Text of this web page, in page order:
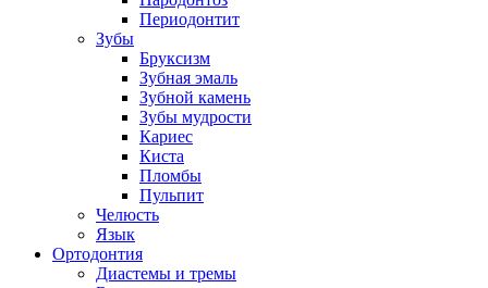
Периодонтит
Зубы
Бруксизм
Зубная эмаль
Зубной камень
Зубы мудрости
Кариес
Киста
Пломбы
Пульпит
Челюсть
Язык
Ортодонтия
Диастемы и тремы